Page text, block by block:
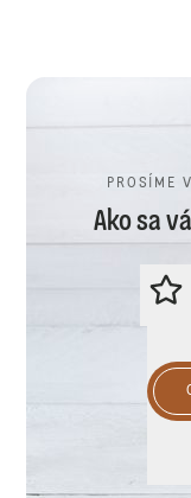
PROSÍME
Ako sa